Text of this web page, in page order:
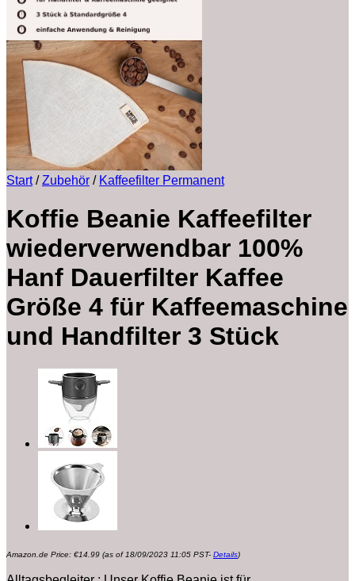
Start / Zubehör / Kaffeefilter Permanent
Koffie Beanie Kaffeefilter
wiederverwendbar 100%
Hanf Dauerfilter Kaffee
Größe 4 für Kaffeemaschine
und Handfilter 3 Stück
Amazon.de Price: €14.99 (as of 18/09/2023 11:05 PST- Details)